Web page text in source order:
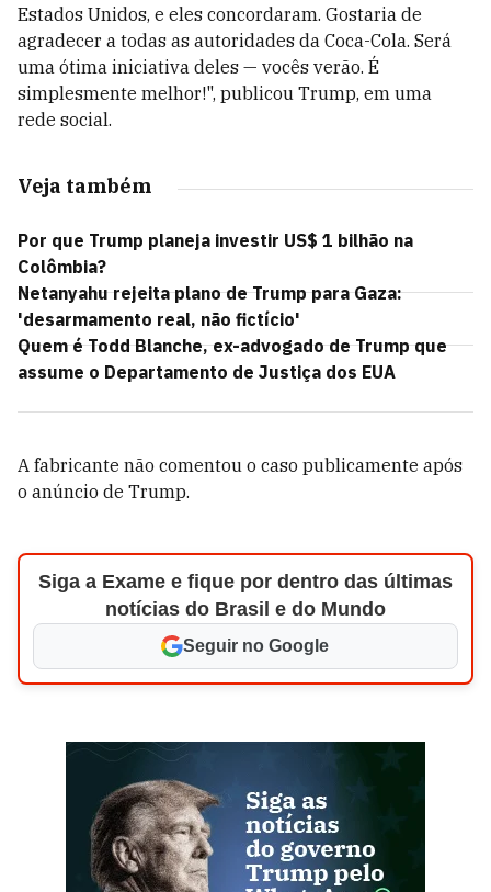
Estados Unidos, e eles concordaram. Gostaria de
agradecer a todas as autoridades da Coca-Cola. Será
uma ótima iniciativa deles — vocês verão. É
simplesmente melhor!", publicou Trump, em uma
rede social.
Veja também
Por que Trump planeja investir US$ 1 bilhão na
Colômbia?
Netanyahu rejeita plano de Trump para Gaza:
'desarmamento real, não fictício'
Quem é Todd Blanche, ex-advogado de Trump que
assume o Departamento de Justiça dos EUA
A fabricante não comentou o caso publicamente após
o anúncio de Trump.
Siga a Exame e fique por dentro das últimas
notícias do Brasil e do Mundo
Seguir no Google